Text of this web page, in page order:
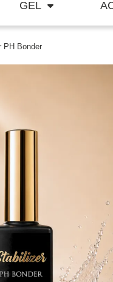
GEL
PH Bonder